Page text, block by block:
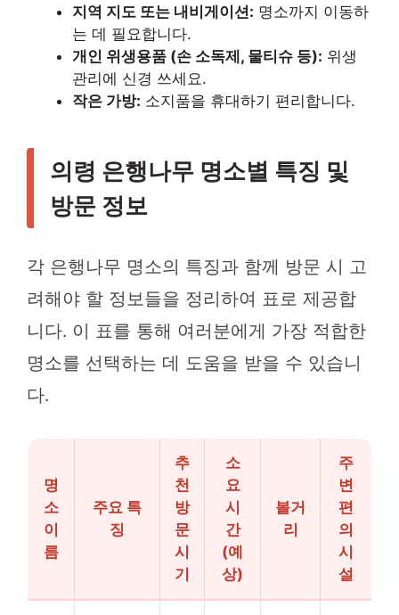
지역 지도 또는 내비게이션: 명소까지 이동하
는 데 필요합니다.
개인 위생용품 (손 소독제, 물티슈 등): 위생
관리에 신경 쓰세요.
작은 가방: 소지품을 휴대하기 편리합니다.
의령 은행나무 명소별 특징 및
방문 정보
각 은행나무 명소의 특징과 함께 방문 시 고
려해야 할 정보들을 정리하여 표로 제공합
니다. 이 표를 통해 여러분에게 가장 적합한
명소를 선택하는 데 도움을 받을 수 있습니
다.
명
소
이
름
주요 특
징
추
천
방
문
시
기
소
요
시
간
(예
상)
볼거
리
주
변
편
의
시
설